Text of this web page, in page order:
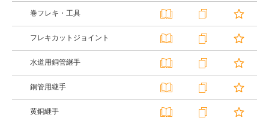
巻フレキ・工具
フレキカットジョイント
水道用銅管継手
銅管用継手
黄銅継手